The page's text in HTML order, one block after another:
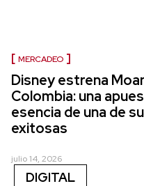
MERCADEO
Disney estrena
Colombia: una
esencia de una de
exitosas
julio 14, 2026
DIGITAL